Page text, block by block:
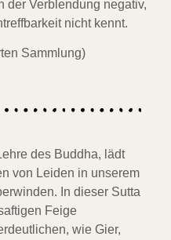
der Verblendung negativ,
nicht kennt.
Sammlung)
des Buddha, lädt
von Leiden in unserem
In dieser Sutta
Feige
wie Gier,